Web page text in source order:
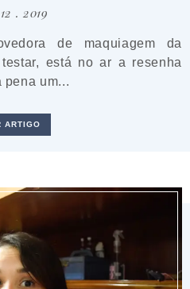
. 2019
de maquiagem da
está no ar a resenha
pena um...
ARTIGO